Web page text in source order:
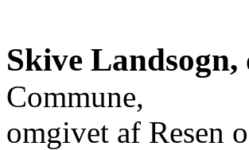
Skive Landsogn,
Commune,
omgivet af Resen